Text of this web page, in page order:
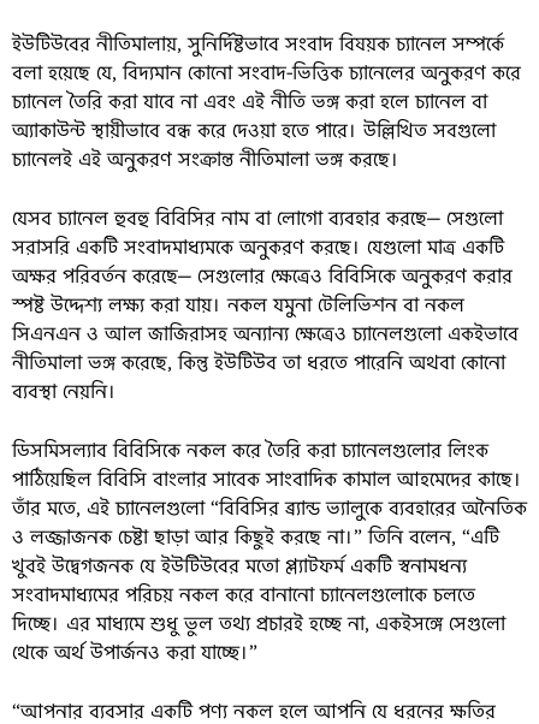
ইউটিউবের নীতিমালায়, সুনির্দিষ্টভাবে সংবাদ বিষয়ক চ্যানেল সম্পর্কে
বলা হয়েছে যে, বিদ্যমান কোনো সংবাদ-ভিত্তিক চ্যানেলের অনুকরণ করে
চ্যানেল তৈরি করা যাবে না এবং এই নীতি ভঙ্গ করা হলে চ্যানেল বা
অ্যাকাউন্ট স্থায়ীভাবে বন্ধ করে দেওয়া হতে পারে। উল্লিখিত সবগুলো
চ্যানেলই এই অনুকরণ সংক্রান্ত নীতিমালা ভঙ্গ করছে।
যেসব চ্যানেল হুবহু বিবিসির নাম বা লোগো ব্যবহার করছে— সেগুলো
সরাসরি একটি সংবাদমাধ্যমকে অনুকরণ করছে। যেগুলো মাত্র একটি
অক্ষর পরিবর্তন করেছে— সেগুলোর ক্ষেত্রেও বিবিসিকে অনুকরণ করার
স্পষ্ট উদ্দেশ্য লক্ষ্য করা যায়। নকল যমুনা টেলিভিশন বা নকল
সিএনএন ও আল জাজিরাসহ অন্যান্য ক্ষেত্রেও চ্যানেলগুলো একইভাবে
নীতিমালা ভঙ্গ করেছে, কিন্তু ইউটিউব তা ধরতে পারেনি অথবা কোনো
ব্যবস্থা নেয়নি।
ডিসমিসল্যাব বিবিসিকে নকল করে তৈরি করা চ্যানেলগুলোর লিংক
পাঠিয়েছিল বিবিসি বাংলার সাবেক সাংবাদিক কামাল আহমেদের কাছে।
তাঁর মতে, এই চ্যানেলগুলো “বিবিসির ব্র্যান্ড ভ্যালুকে ব্যবহারের অনৈতিক
ও লজ্জাজনক চেষ্টা ছাড়া আর কিছুই করছে না।” তিনি বলেন, “এটি
খুবই উদ্বেগজনক যে ইউটিউবের মতো প্ল্যাটফর্ম একটি স্বনামধন্য
সংবাদমাধ্যমের পরিচয় নকল করে বানানো চ্যানেলগুলোকে চলতে
দিচ্ছে। এর মাধ্যমে শুধু ভুল তথ্য প্রচারই হচ্ছে না, একইসঙ্গে সেগুলো
থেকে অর্থ উপার্জনও করা যাচ্ছে।”
“আপনার ব্যবসার একটি পণ্য নকল হলে আপনি যে ধরনের ক্ষতির